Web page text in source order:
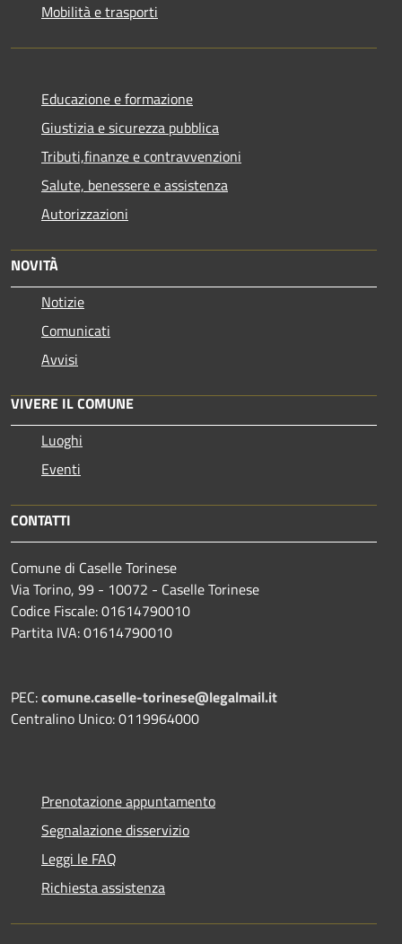
Mobilità e trasporti
Educazione e formazione
Giustizia e sicurezza pubblica
Tributi,finanze e contravvenzioni
Salute, benessere e assistenza
Autorizzazioni
NOVITÀ
Notizie
Comunicati
Avvisi
VIVERE IL COMUNE
Luoghi
Eventi
CONTATTI
Comune di Caselle Torinese
Via Torino, 99 - 10072 - Caselle Torinese
Codice Fiscale: 01614790010
Partita IVA: 01614790010
PEC:comune.caselle-torinese@legalmail.it
Centralino Unico: 0119964000
Prenotazione appuntamento
Segnalazione disservizio
Leggi le FAQ
Richiesta assistenza